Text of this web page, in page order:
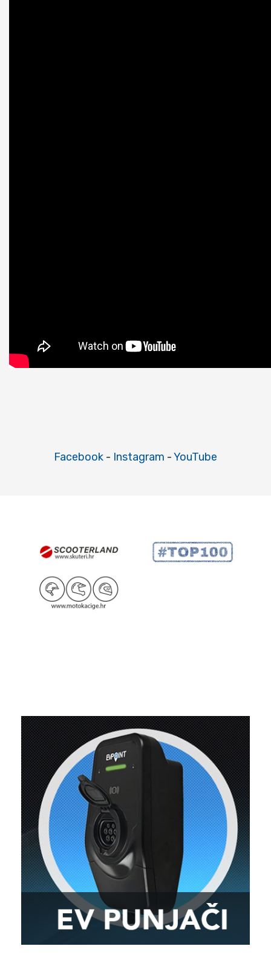
Facebook - Instagram -YouTube